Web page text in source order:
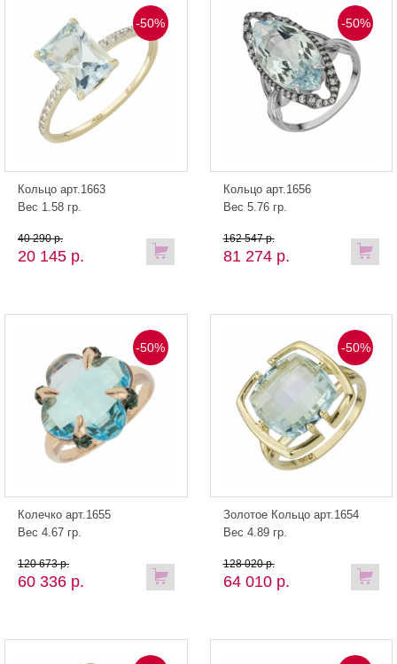
-50%
Кольцо арт.1663
Вес 1.58 гр.
20 145 р.
40 290 р.
-50%
Кольцо арт.1656
Вес 5.76 гр.
81 274 р.
162 547 р.
-50%
Колечко арт.1655
Вес 4.67 гр.
60 336 р.
120 673 р.
-50%
Золотое Кольцо арт.1654
Вес 4.89 гр.
64 010 р.
128 020 р.